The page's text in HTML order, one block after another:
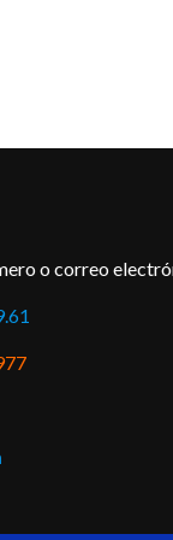
o correo